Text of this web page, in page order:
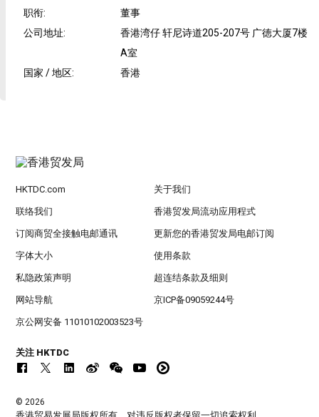
职衔:
董事
公司地址:
香港湾仔 轩尼诗道205-207号 广徳大厦7楼
A室
国家 / 地区: 香港
HKTDC.com 关于我们
联络我们 香港贸发局流动应用程式
订阅商贸全接触电邮通讯 更新您的香港贸发局电邮订阅
字体大小 使用条款
私隐政策声明 超连结条款及细则
网站导航 京ICP备09059244号
京公网安备 11010102003523号
关注 HKTDC
© 2026